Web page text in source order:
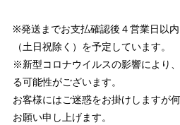
※発送までお支払確認後４営業日以内
（土日祝除く）を予定しています。
※新型コロナウイルスの影響により
る可能性がございます。
お客様にはご迷惑をお掛けしますが
お願い申し上げます。